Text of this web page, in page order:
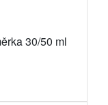
30/50 ml